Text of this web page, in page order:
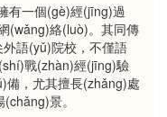
有一個(gè)經(jīng)過
(wǎng)絡(luò)。其同傳
語(yǔ)院校，不僅語
戰(zhàn)經(jīng)驗
備，尤其擅長(zhǎng)處
景。